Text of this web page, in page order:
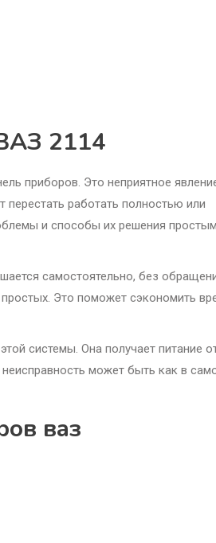
2114
приборов. Это неприятное
работать полностью или
и способы их решения
самостоятельно, без
Это поможет сэкономить
системы. Она получает питание
может быть как в
ваз